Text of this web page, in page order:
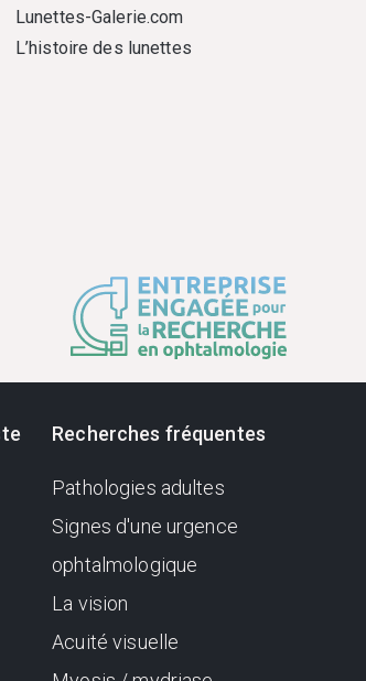
Lunettes-Galerie.com
L’histoire des lunettes
Recherches fréquentes
Pathologies adultes
Signes d'une urgence
ophtalmologique
La vision
Acuité visuelle